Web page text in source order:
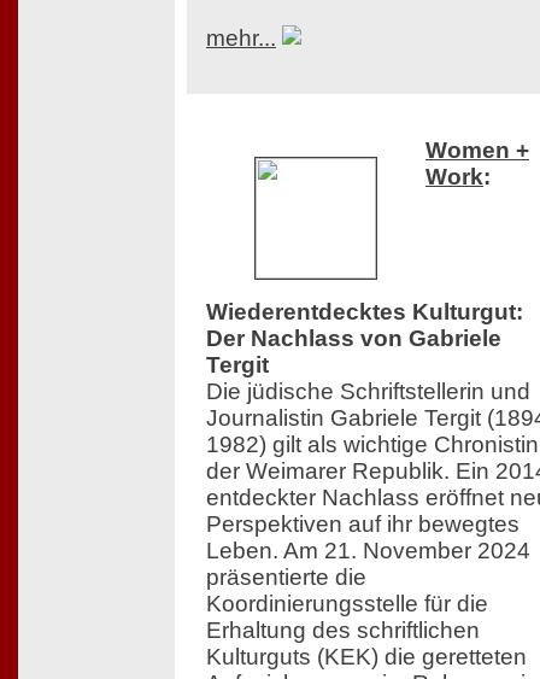
mehr...
Women +
Work:
Wiederentdecktes Kulturgut:
Der Nachlass von Gabriele
Tergit
Die jüdische Schriftstellerin und
Journalistin Gabriele Tergit
1982) gilt als wichtige Chronistin
der Weimarer Republik. Ein
entdeckter Nachlass eröffnet
Perspektiven auf ihr bewegtes
Leben. Am 21. November 2024
präsentierte die
Koordinierungsstelle für die
Erhaltung des schriftlichen
Kulturguts (KEK) die geretteten